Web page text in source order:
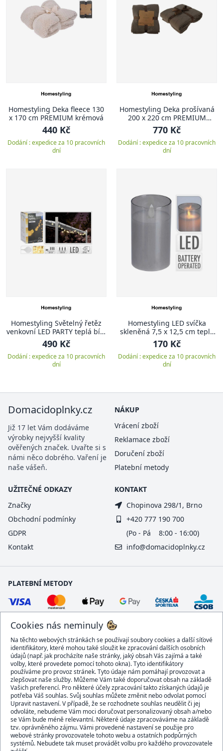
Homestyling Deka fleece 130
x 170 cm PREMIUM krémová
440 Kč
Dodání : expedice za 10 pracovních
dní
Homestyling Deka prošívaná
200 x 220 cm PREMIUM
hnědá
770 Kč
Dodání : expedice za 10 pracovních
dní
Homestyling Světelný řetěz
venkovní LED PARTY teplá bílá
80 LED
490 Kč
Dodání : expedice za 10 pracovních
dní
Homestyling LED svíčka
skleněná 7,5 x 12,5 cm teplá
bílá
170 Kč
Dodání : expedice za 10 pracovních
dní
Cookies nás neminuly
Na těchto webových stránkách se používají soubory cookies a další síťové
identifikátory, které mohou také sloužit ke zpracování dalších osobních
údajů (např. jak procházíte naše stránky, jaký obsah Vás zajímá a také
volby, které provedete pomocí tohoto okna). Tyto identifikátory
používáme pro provoz stránek. Tyto údaje nám pomáhají provozovat a
zlepšovat naše služby. Můžeme Vám také doporučovat obsah na základě
Vašich preferencí. Pro některé účely zpracování takto získaných údajů je
potřeba Váš souhlas. Svůj souhlas můžete změnit nebo odvolat pomocí
Upravit nastavení. V případě, že se rozhodnete souhlas neudělit či jej
odvoláte, nebudeme Vám moci doručovat personalizovaný obsah a/nebo
se Vám bude méně relevantní. Některé údaje zpracováváme na základě
tzv. oprávněného zájmu. Vámi provedené nastavení se použije pro
webové stránky provozovatele tohoto webu a ostatních podpůrných
systémů. Nebudete tak muset provádět volbu pro každého provozovatele
Domacidoplnky.cz
Již 17 let Vám dodáváme
výrobky nejvyšší kvality
ověřených značek. Uvařte si s
námi něco dobrého. Vaření je
naše vášeň.
NÁKUP
Vrácení zboží
Reklamace zboží
Doručení zboží
Platební metody
UŽITEČNÉ ODKAZY
Značky
Obchodní podmínky
GDPR
Kontakt
KONTAKT
Chopinova 298/1, Brno
+420 777 190 700
(Po - Pá 8:00 - 16:00)
info@domacidoplnky.cz
PLATEBNÍ METODY
DOPRAVCI
BEZPEČNÝ OBCHOD